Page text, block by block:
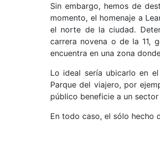
Sin embargo, hemos de
momento, el homenaje a
el norte de la ciudad.
carrera novena o de la 11,
encuentra en una zona
Lo ideal sería ubicarlo en
Parque del viajero, por
público beneficie a un
En todo caso, el sólo hecho